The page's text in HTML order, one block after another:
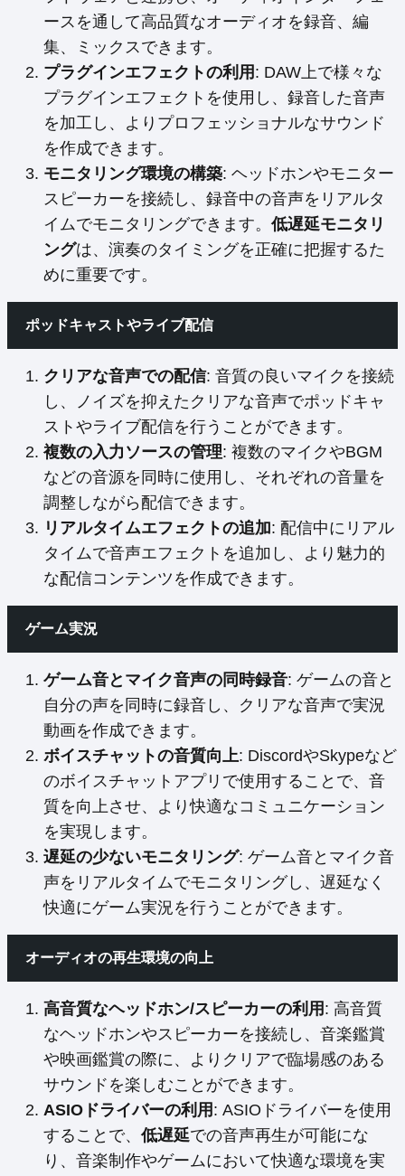
ースを通して高品質なオーディオを録音、編
集、ミックスできます。
プラグインエフェクトの利用 : DAW上で様々な
プラグインエフェクトを使用し、録音した音声
を加工し、よりプロフェッショナルなサウンド
を作成できます。
モニタリング環境の構築: ヘッドホンやモニター
スピーカーを接続し、録音中の音声をリアルタ
イムでモニタリングできます。 低遅延モニタリ
ングは、演奏のタイミングを正確に把握するた
めに重要です。
ポッドキャストやライブ配信
クリアな音声での配信: 音質の良いマイクを接続
し、ノイズを抑えたクリアな音声でポッドキャ
ストやライブ配信を行うことができます。
複数の入力ソースの管理: 複数のマイクやBGM
などの音源を同時に使用し、それぞれの音量を
調整しながら配信できます。
リアルタイムエフェクトの追加: 配信中にリアル
タイムで音声エフェクトを追加し、より魅力的
な配信コンテンツを作成できます。
ゲーム実況
ゲーム音とマイク音声の同時録音: ゲームの音と
自分の声を同時に録音し、クリアな音声で実況
動画を作成できます。
ボイスチャットの音質向上: DiscordやSkypeなど
のボイスチャットアプリで使用することで、音
質を向上させ、より快適なコミュニケーション
を実現します。
遅延の少ないモニタリング: ゲーム音とマイク音
声をリアルタイムでモニタリングし、遅延なく
快適にゲーム実況を行うことができます。
オーディオの再生環境の向上
高音質なヘッドホン/スピーカーの利用 : 高音質
なヘッドホンやスピーカーを接続し、音楽鑑賞
や映画鑑賞の際に、よりクリアで臨場感のある
サウンドを楽しむことができます。
ASIOドライバーの利用 : ASIOドライバーを使用
することで、 低遅延での音声再生が可能にな
り、音楽制作やゲームにおいて快適な環境を実